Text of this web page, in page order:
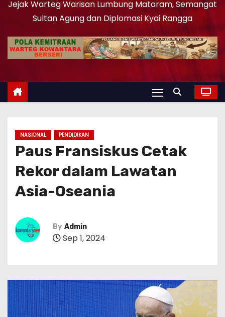
Jejak Warteg Warisan Lumbung Mataram, Semangat
Sultan Agung dan Diplomasi Kyai Rangga
NASIONAL PENDIDIKAN
Paus Fransiskus Cetak
Rekor dalam Lawatan
Asia-Oseania
By Admin
Sep 1, 2024